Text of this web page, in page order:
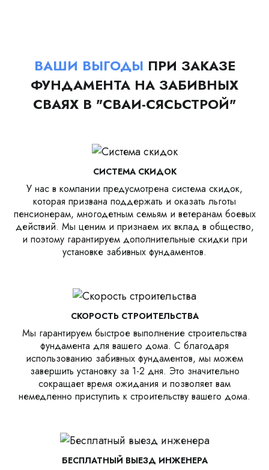
ВАШИ ВЫГОДЫ ПРИ ЗАКАЗЕ
ФУНДАМЕНТА НА ЗАБИВНЫХ
СВАЯХ В "СВАИ-СЯСЬСТРОЙ"
СИСТЕМА СКИДОК
У нас в компании предусмотрена система скидок,
которая призвана поддержать и оказать льготы
пенсионерам, многодетным семьям и ветеранам боевых
действий. Мы ценим и признаем их вклад в общество,
и поэтому гарантируем дополнительные скидки при
установке забивных фундаментов.
СКОРОСТЬ СТРОИТЕЛЬСТВА
Мы гарантируем быстрое выполнение строительства
фундамента для вашего дома. С благодаря
использованию забивных фундаментов, мы можем
завершить установку за 1-2 дня. Это значительно
сокращает время ожидания и позволяет вам
немедленно приступить к строительству вашего дома.
БЕСПЛАТНЫЙ ВЫЕЗД ИНЖЕНЕРА